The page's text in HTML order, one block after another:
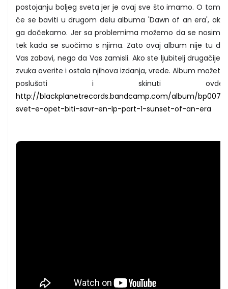
postojanju boljeg sveta jer je ovaj sve što imamo. O tome
će se baviti u drugom delu albuma 'Dawn of an era', ako
ga dočekamo. Jer sa problemima možemo da se nosimo
tek kada se suočimo s njima. Zato ovaj album nije tu da
Vas zabavi, nego da Vas zamisli. Ako ste ljubitelj drugačijeg
zvuka overite i ostala njihova izdanja, vrede. Album možete
poslušati i skinuti ovde:
http://blackplanetrecords.bandcamp.com/album/bp007-
svet-e-opet-biti-savr-en-lp-part-1-sunset-of-an-era